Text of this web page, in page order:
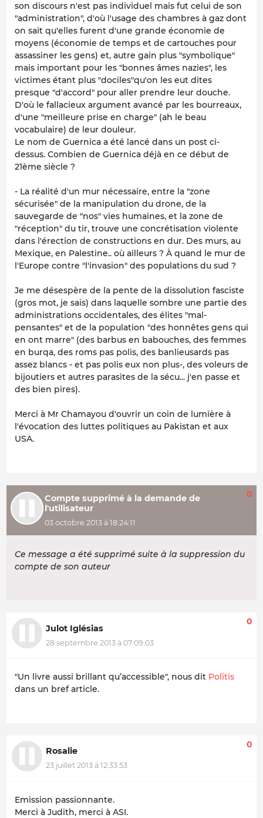
son discours n'est pas individuel mais fut celui de son
"administration", d'où l'usage des chambres à gaz dont
on sait qu'elles furent d'une grande économie de
moyens (économie de temps et de cartouches pour
assassiner les gens) et, autre gain plus "symbolique"
mais important pour les "bonnes âmes nazies", les
victimes étant plus "dociles"qu'on les eut dites
presque "d'accord" pour aller prendre leur douche.
D'où le fallacieux argument avancé par les bourreaux,
d'une "meilleure prise en charge" (ah le beau
vocabulaire) de leur douleur.
Le nom de Guernica a été lancé dans un post ci-
dessus. Combien de Guernica déjà en ce début de
21ème siècle ?
- La réalité d'un mur nécessaire, entre la "zone
sécurisée" de la manipulation du drone, de la
sauvegarde de "nos" vies humaines, et la zone de
"réception" du tir, trouve une concrétisation violente
dans l'érection de constructions en dur. Des murs, au
Mexique, en Palestine.. où ailleurs ? À quand le mur de
l'Europe contre "l'invasion" des populations du sud ?
Je me désespère de la pente de la dissolution fasciste
(gros mot, je sais) dans laquelle sombre une partie des
administrations occidentales, des élites "mal-
pensantes" et de la population "des honnêtes gens qui
en ont marre" (des barbus en babouches, des femmes
en burqa, des roms pas polis, des banlieusards pas
assez blancs - et pas polis eux non plus-, des voleurs de
bijoutiers et autres parasites de la sécu... j'en passe et
des bien pires).
Merci à Mr Chamayou d'ouvrir un coin de lumière à
l'évocation des luttes politiques au Pakistan et aux
USA.
Compte supprimé à la demande de
l'utilisateur
03 octobre 2013 à 18:24:11
0
Ce message a été supprimé suite à la suppression du
compte de son auteur
Julot Iglésias
28 septembre 2013 à 07:09:03
0
"Un livre aussi brillant qu’accessible", nous dit Politis
dans un bref article.
Rosalie
23 juillet 2013 à 12:33:53
0
Emission passionnante.
Merci à Judith, merci à ASI.